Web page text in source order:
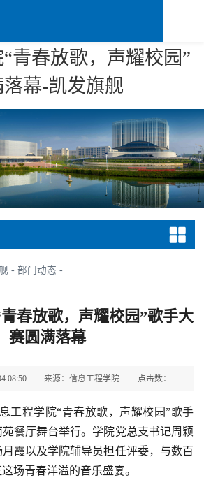
青春放歌，声耀校园”
幕-凯发旗舰
-部门动态 -
春放歌，声耀校园”歌手大
赛圆满落幕
08:50 来源：信息工程学院 点击数：
工程学院“青春放歌，声耀校园”歌手
餐厅舞台举行。学院党总支书记周颖
霞以及学院辅导员担任评委，与数百
场青春洋溢的音乐盛宴。